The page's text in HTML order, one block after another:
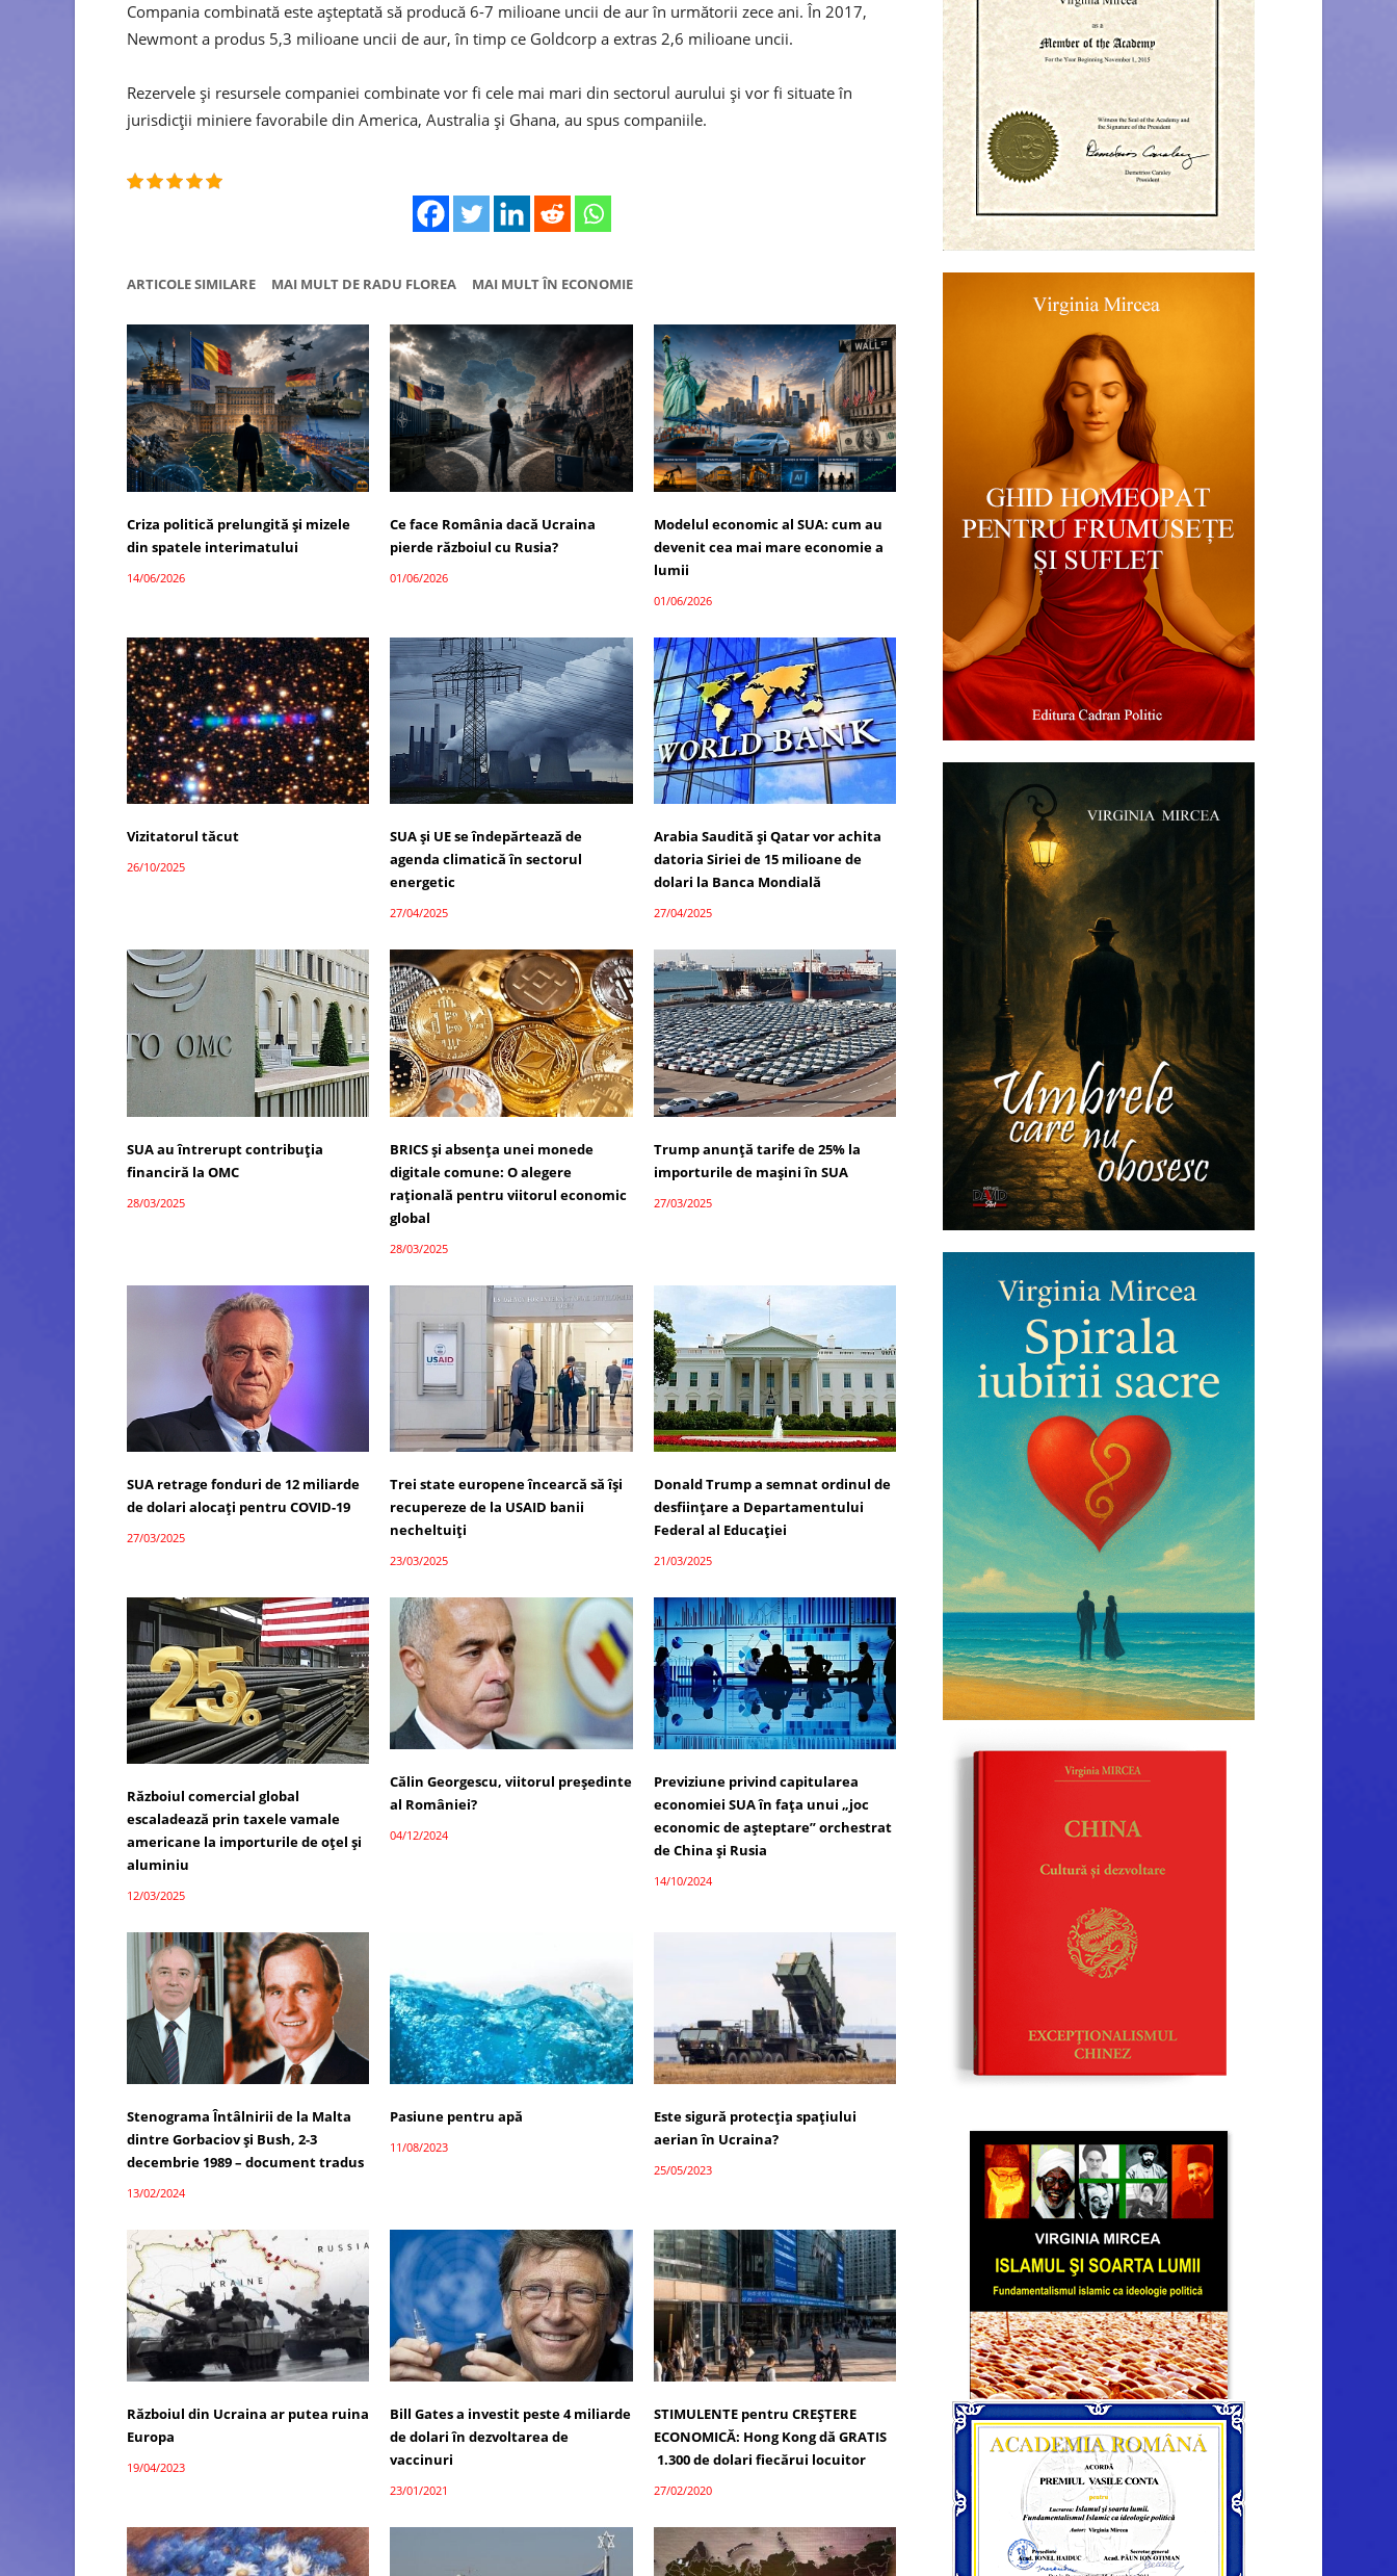
Compania combinată este aşteptată să producă 6-7 milioane uncii de aur în următorii zece ani. În 2017,
Newmont a produs 5,3 milioane uncii de aur, în timp ce Goldcorp a extras 2,6 milioane uncii.
Rezervele şi resursele companiei combinate vor fi cele mai mari din sectorul aurului şi vor fi situate în
jurisdicţii miniere favorabile din America, Australia şi Ghana, au spus companiile.
ARTICOLE SIMILARE MAI MULT DE RADU FLOREA MAI MULT ÎN ECONOMIE
Criza politică prelungită și mizele
din spatele interimatului
14/06/2026
Ce face România dacă Ucraina
pierde războiul cu Rusia?
01/06/2026
Modelul economic al SUA: cum au
devenit cea mai mare economie a
lumii
01/06/2026
Vizitatorul tăcut
26/10/2025
SUA și UE se îndepărtează de
agenda climatică în sectorul
energetic
27/04/2025
Arabia Saudită și Qatar vor achita
datoria Siriei de 15 milioane de
dolari la Banca Mondială
27/04/2025
SUA au întrerupt contribuția
financiră la OMC
28/03/2025
BRICS și absența unei monede
digitale comune: O alegere
rațională pentru viitorul economic
global
28/03/2025
Trump anunță tarife de 25% la
importurile de mașini în SUA
27/03/2025
SUA retrage fonduri de 12 miliarde
de dolari alocați pentru COVID-19
27/03/2025
Trei state europene încearcă să își
recupereze de la USAID banii
necheltuiți
23/03/2025
Donald Trump a semnat ordinul de
desființare a Departamentului
Federal al Educației
21/03/2025
Războiul comercial global
escaladează prin taxele vamale
americane la importurile de oțel și
aluminiu
12/03/2025
Călin Georgescu, viitorul președinte
al României?
04/12/2024
Previziune privind capitularea
economiei SUA în fața unui „joc
economic de așteptare” orchestrat
de China și Rusia
14/10/2024
Stenograma Întâlnirii de la Malta
dintre Gorbaciov și Bush, 2-3
decembrie 1989 – document tradus
13/02/2024
Pasiune pentru apă
11/08/2023
Este sigură protecția spațiului
aerian în Ucraina?
25/05/2023
Războiul din Ucraina ar putea ruina
Europa
19/04/2023
Bill Gates a investit peste 4 miliarde
de dolari în dezvoltarea de
vaccinuri
23/01/2021
STIMULENTE pentru CREȘTERE
ECONOMICĂ: Hong Kong dă GRATIS
1.300 de dolari fiecărui locuitor
27/02/2020